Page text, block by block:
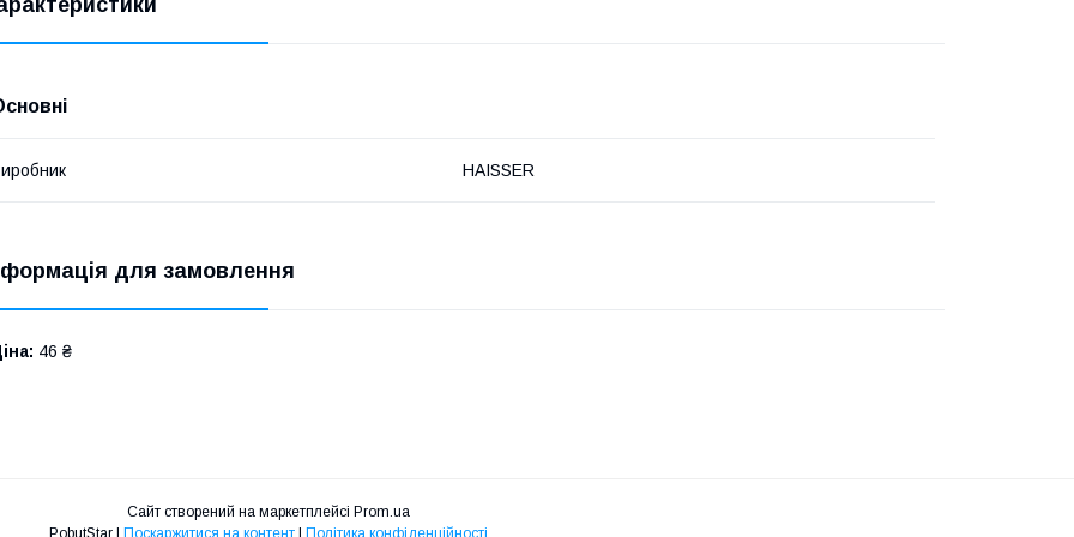
HAISSER
для замовлення
46 ₴
Сайт створений на маркетплейсі Prom.ua